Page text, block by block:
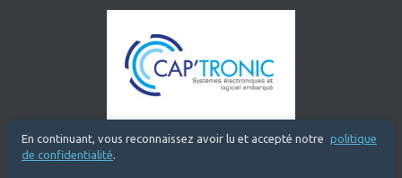
En continuant, vous reconnaissez avoir lu et accepté notre politique
de confidentialité.